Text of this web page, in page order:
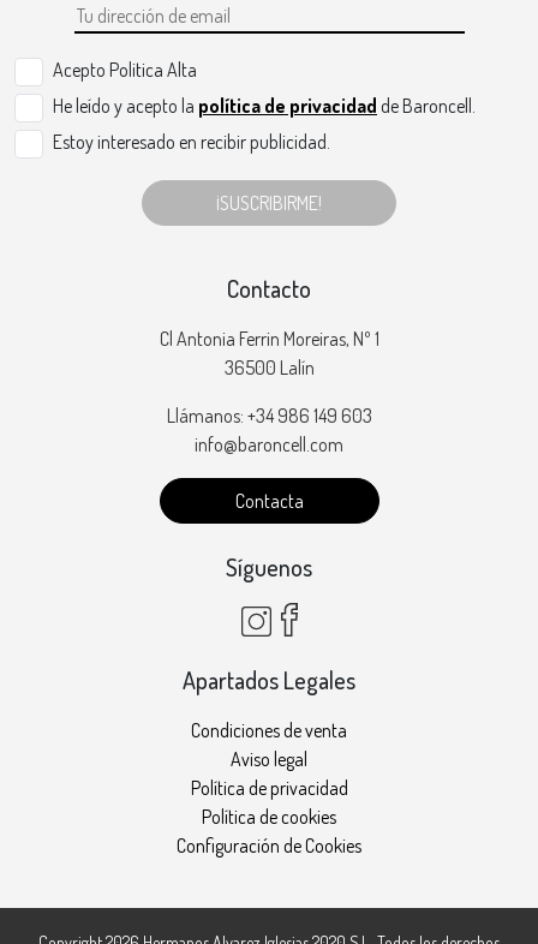
Acepto Politica Alta
He leído y acepto la política de privacidad de Baroncell.
Estoy interesado en recibir publicidad.
¡SUSCRIBIRME!
Contacto
Cl Antonia Ferrin Moreiras, Nº 1
36500 Lalín
Llámanos: +34 986 149 603
info@baroncell.com
Contacta
Síguenos
Apartados Legales
Condiciones de venta
Aviso legal
Política de privacidad
Política de cookies
Configuración de Cookies